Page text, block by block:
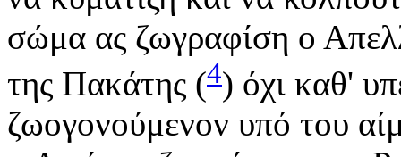
σώμα ας ζωγραφίση ο
της Πακάτης (4) όχι καθ'
ζωογονούμενον υπό του